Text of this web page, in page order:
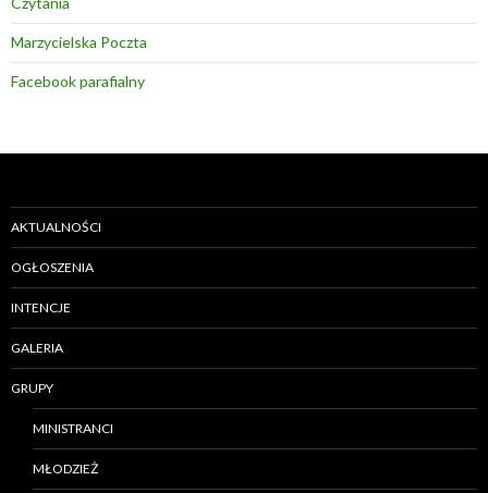
Marzycielska Poczta
Facebook parafialny
AKTUALNOŚCI
OGŁOSZENIA
INTENCJE
GALERIA
GRUPY
MINISTRANCI
MŁODZIEŻ